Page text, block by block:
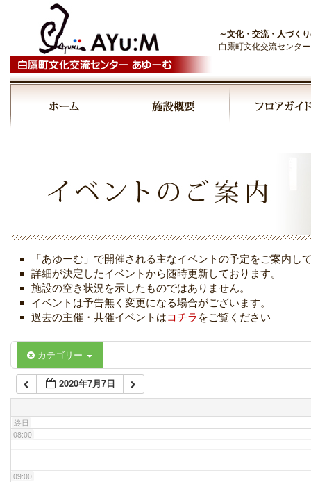
～文化・交流・人づく
白鷹町文化交流センタ
「あゆーむ」で開催される主なイベントの予定をご案内し
詳細が決定したイベントから随時更新しております。
施設の空き状況を示したものではありません。
イベントは予告無く変更になる場合がございます。
過去の主催・共催イベントはコチラ をご覧ください
カテゴリー
2020年7月7日
終日
04:00
06:00
07:00
08:00
09:00